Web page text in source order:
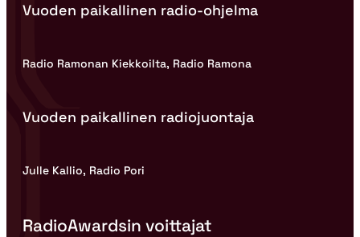
Vuoden paikallinen radio-ohjelma
Radio Ramonan Kiekkoilta, Radio Ramona
Vuoden paikallinen radiojuontaja
Julle Kallio, Radio Pori
RadioAwardsin voittajat